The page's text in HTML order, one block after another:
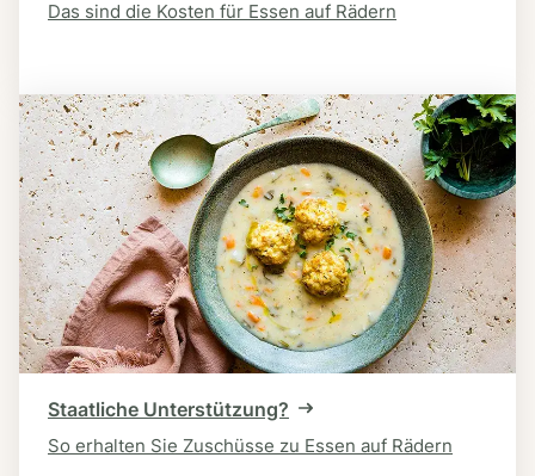
Das sind die Kosten für Essen auf Rädern
Staatliche Unterstützung?
So erhalten Sie Zuschüsse zu Essen auf Rädern